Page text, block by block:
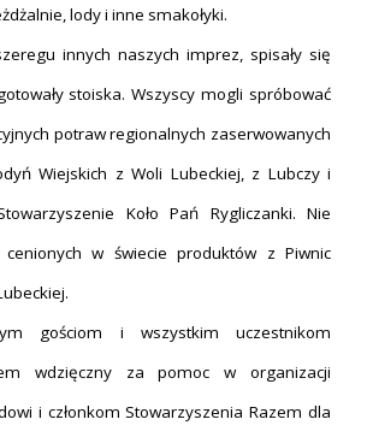
lody i inne smakołyki.
innych naszych imprez, spisały się
stoiska. Wszyscy mogli spróbować
potraw regionalnych zaserwowanych
Wiejskich z Woli Lubeckiej, z Lubczy i
Koło Pań Rygliczanki. Nie
cenionych w świecie produktów z Piwnic
gościom i wszystkim uczestnikom
wdzięczny za pomoc w organizacji
i członkom Stowarzyszenia Razem dla